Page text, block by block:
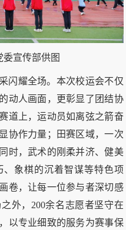
宣传部供图
闪耀全场。本次校运会不仅
动人画面，更彰显了团结协
道上，运动员如离弦之箭奋
协作力量；田赛区域，一次
时，武术的刚柔并济、健美
象棋的沉着智谋等特色项
卷，让每一位参与者深切感
外，200余名志愿者坚守在
以专业细致的服务为赛事保